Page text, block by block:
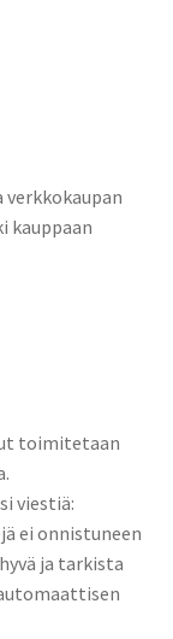
verkkokaupan
kauppaan
toimitetaan
viestiä:
ei onnistuneen
ja tarkista